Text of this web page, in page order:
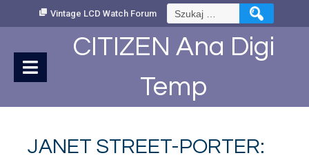
Vintage LCD Watch Forum Szukaj:
CITIZEN Ana Digi
Temp
JANET STREET-PORTER: